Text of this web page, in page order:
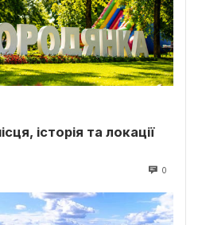
історія та локації
0